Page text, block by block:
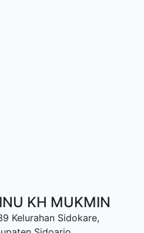
KH MUKMIN
Kelurahan Sidokare,